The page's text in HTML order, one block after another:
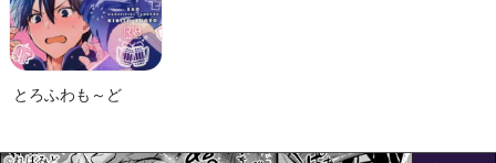
とろふわも～ど